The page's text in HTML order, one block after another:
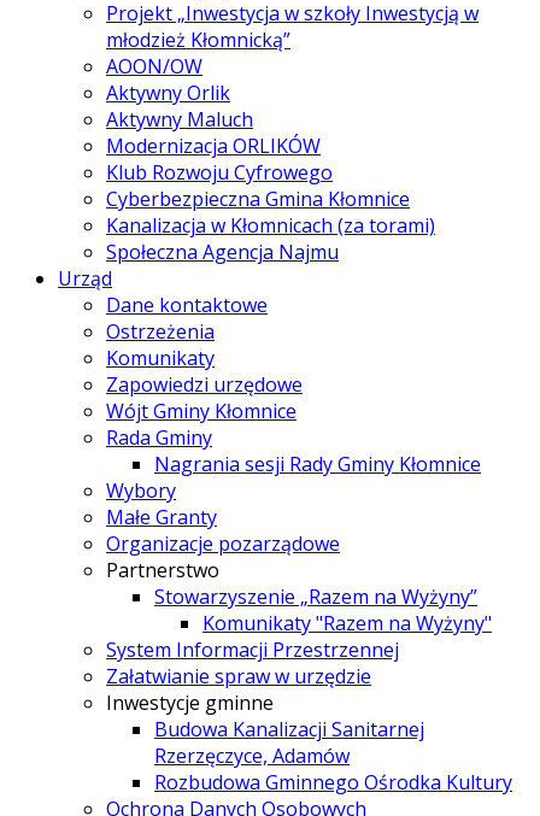
Projekt „Inwestycja w szkoły Inwestycją w
młodzież Kłomnicką”
AOON/OW
Aktywny Orlik
Aktywny Maluch
Modernizacja ORLIKÓW
Klub Rozwoju Cyfrowego
Cyberbezpieczna Gmina Kłomnice
Kanalizacja w Kłomnicach (za torami)
Społeczna Agencja Najmu
Urząd
Dane kontaktowe
Ostrzeżenia
Komunikaty
Zapowiedzi urzędowe
Wójt Gminy Kłomnice
Rada Gminy
Nagrania sesji Rady Gminy Kłomnice
Wybory
Małe Granty
Organizacje pozarządowe
Partnerstwo
Stowarzyszenie „Razem na Wyżyny”
Komunikaty "Razem na Wyżyny"
System Informacji Przestrzennej
Załatwianie spraw w urzędzie
Inwestycje gminne
Budowa Kanalizacji Sanitarnej
Rzerzęczyce, Adamów
Rozbudowa Gminnego Ośrodka Kultury
Ochrona Danych Osobowych